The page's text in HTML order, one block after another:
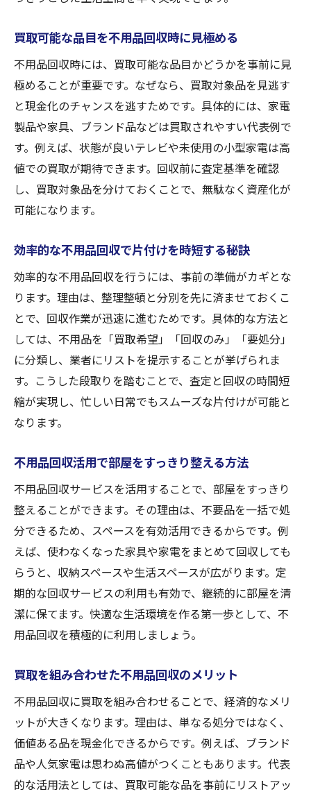
買取可能な品目を不用品回収時に見極める
不用品回収時には、買取可能な品目かどうかを事前に見
極めることが重要です。なぜなら、買取対象品を見逃す
と現金化のチャンスを逃すためです。具体的には、家電
製品や家具、ブランド品などは買取されやすい代表例で
す。例えば、状態が良いテレビや未使用の小型家電は高
値での買取が期待できます。回収前に査定基準を確認
し、買取対象品を分けておくことで、無駄なく資産化が
可能になります。
効率的な不用品回収で片付けを時短する秘訣
効率的な不用品回収を行うには、事前の準備がカギとな
ります。理由は、整理整頓と分別を先に済ませておくこ
とで、回収作業が迅速に進むためです。具体的な方法と
しては、不用品を「買取希望」「回収のみ」「要処分」
に分類し、業者にリストを提示することが挙げられま
す。こうした段取りを踏むことで、査定と回収の時間短
縮が実現し、忙しい日常でもスムーズな片付けが可能と
なります。
不用品回収活用で部屋をすっきり整える方法
不用品回収サービスを活用することで、部屋をすっきり
整えることができます。その理由は、不要品を一括で処
分できるため、スペースを有効活用できるからです。例
えば、使わなくなった家具や家電をまとめて回収しても
らうと、収納スペースや生活スペースが広がります。定
期的な回収サービスの利用も有効で、継続的に部屋を清
潔に保てます。快適な生活環境を作る第一歩として、不
用品回収を積極的に利用しましょう。
買取を組み合わせた不用品回収のメリット
不用品回収に買取を組み合わせることで、経済的なメリ
ットが大きくなります。理由は、単なる処分ではなく、
価値ある品を現金化できるからです。例えば、ブランド
品や人気家電は思わぬ高値がつくこともあります。代表
的な活用法としては、買取可能な品を事前にリストアッ